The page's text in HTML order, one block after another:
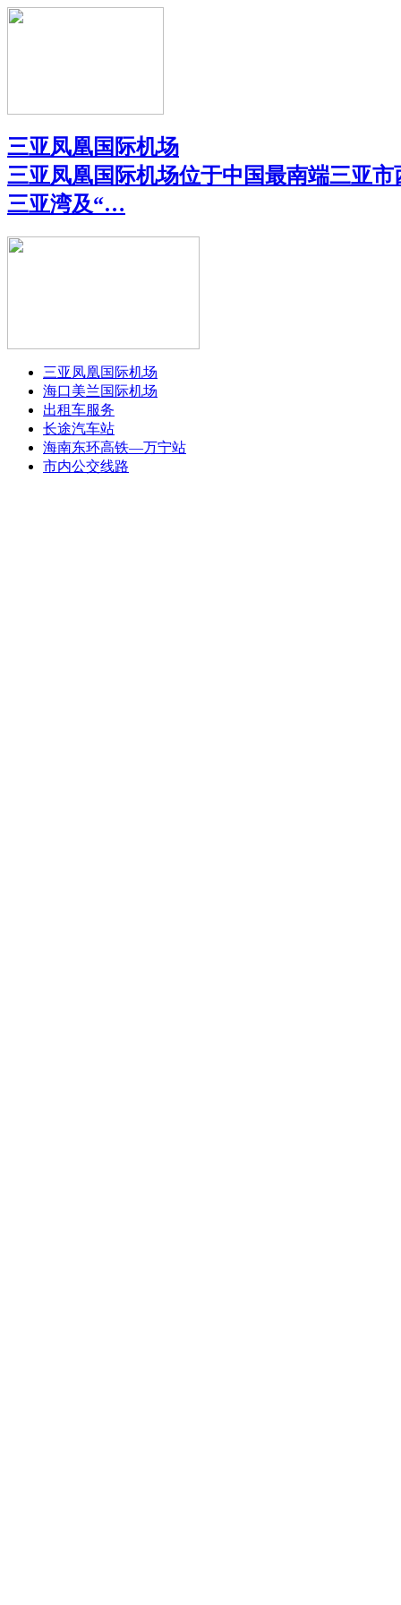
三亚凤凰国际机场
三亚凤凰国际机场位于中国最南端三亚
三亚湾及“…
三亚凤凰国际机场
海口美兰国际机场
出租车服务
长途汽车站
海南东环高铁—万宁站
市内公交线路